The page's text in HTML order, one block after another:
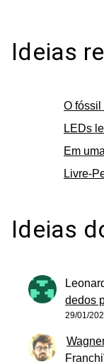
Ideias
O fóssil
LEDs
Em
Livre-
Ideias
dedos
29/01/